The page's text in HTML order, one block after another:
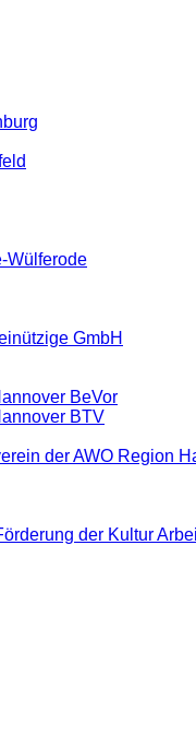
Wülferode
GmbH
BeVor
BTV
der AWO Region
der Kultur